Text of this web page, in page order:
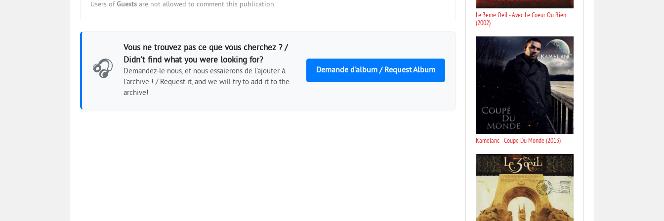
Users of Guests are not allowed to comment this publication.
🎧
Vous ne trouvez pas ce que vous cherchez ? /
Didn't find what you were looking for?
Demandez-le nous, et nous essaierons de l'ajouter à
l'archive ! / Request it, and we will try to add it to the
archive!
Demande d'album / Request Album
Le 3eme Oeil - Avec Le Coeur Ou Rien
(2002)
Kamelanc - Coupe Du Monde (2013)